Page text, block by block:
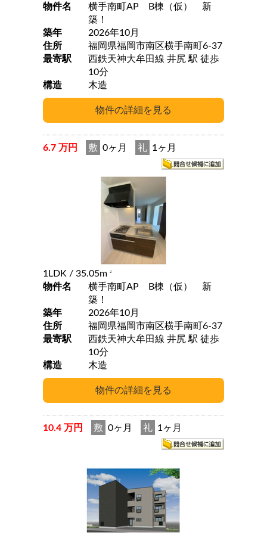
物件名
横手南町AP B棟（仮） 新
築！
築年
2026年10月
住所
福岡県福岡市南区横手南町6-37
最寄駅
西鉄天神大牟田線 井尻 駅 徒歩
10分
構造
木造
6.7 万円 敷 0ヶ月 礼 1ヶ月
1LDK / 35.05m 2
物件名
横手南町AP B棟（仮） 新
築！
築年
2026年10月
住所
福岡県福岡市南区横手南町6-37
最寄駅
西鉄天神大牟田線 井尻 駅 徒歩
10分
構造
木造
10.4 万円 敷 0ヶ月 礼 1ヶ月